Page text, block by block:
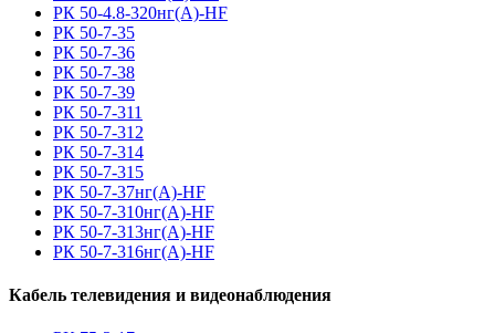
РК 50-4.8-320нг(A)-HF
РК 50-7-35
РК 50-7-36
РК 50-7-38
РК 50-7-39
РК 50-7-311
РК 50-7-312
РК 50-7-314
РК 50-7-315
РК 50-7-37нг(A)-HF
РК 50-7-310нг(A)-HF
РК 50-7-313нг(A)-HF
РК 50-7-316нг(A)-HF
Кабель телевидения и видеонаблюдения